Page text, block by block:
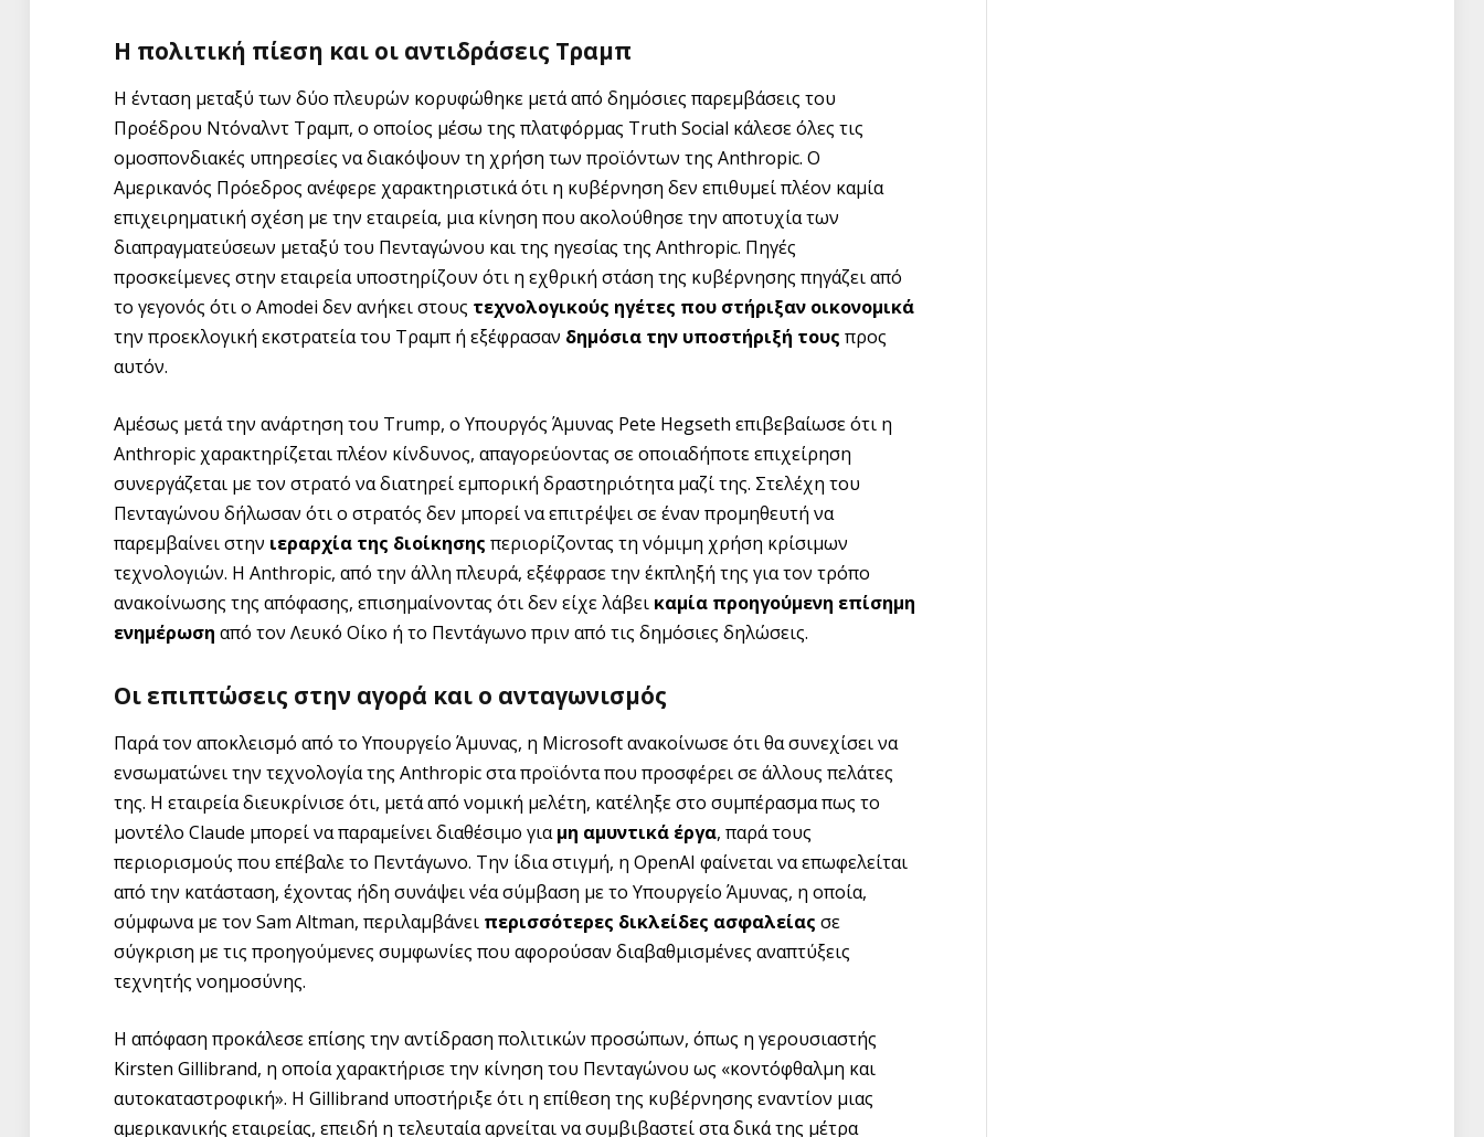
Η πολιτική πίεση και οι αντιδράσεις Τραμπ
Η ένταση μεταξύ των δύο πλευρών κορυφώθηκε μετά από δημόσιες παρεμβάσεις του
Προέδρου Ντόναλντ Τραμπ, ο οποίος μέσω της πλατφόρμας Truth Social κάλεσε όλες τις
ομοσπονδιακές υπηρεσίες να διακόψουν τη χρήση των προϊόντων της Anthropic. Ο
Αμερικανός Πρόεδρος ανέφερε χαρακτηριστικά ότι η κυβέρνηση δεν επιθυμεί πλέον καμία
επιχειρηματική σχέση με την εταιρεία, μια κίνηση που ακολούθησε την αποτυχία των
διαπραγματεύσεων μεταξύ του Πενταγώνου και της ηγεσίας της Anthropic. Πηγές
προσκείμενες στην εταιρεία υποστηρίζουν ότι η εχθρική στάση της κυβέρνησης πηγάζει από
το γεγονός ότι ο Amodei δεν ανήκει στους τεχνολογικούς ηγέτες που στήριξαν οικονομικά
την προεκλογική εκστρατεία του Τραμπ ή εξέφρασαν δημόσια την υποστήριξή τους προς
αυτόν.
Αμέσως μετά την ανάρτηση του Trump, ο Υπουργός Άμυνας Pete Hegseth επιβεβαίωσε ότι η
Anthropic χαρακτηρίζεται πλέον κίνδυνος, απαγορεύοντας σε οποιαδήποτε επιχείρηση
συνεργάζεται με τον στρατό να διατηρεί εμπορική δραστηριότητα μαζί της. Στελέχη του
Πενταγώνου δήλωσαν ότι ο στρατός δεν μπορεί να επιτρέψει σε έναν προμηθευτή να
παρεμβαίνει στην ιεραρχία της διοίκησης περιορίζοντας τη νόμιμη χρήση κρίσιμων
τεχνολογιών. Η Anthropic, από την άλλη πλευρά, εξέφρασε την έκπληξή της για τον τρόπο
ανακοίνωσης της απόφασης, επισημαίνοντας ότι δεν είχε λάβει καμία προηγούμενη επίσημη
ενημέρωση από τον Λευκό Οίκο ή το Πεντάγωνο πριν από τις δημόσιες δηλώσεις.
Οι επιπτώσεις στην αγορά και ο ανταγωνισμός
Παρά τον αποκλεισμό από το Υπουργείο Άμυνας, η Microsoft ανακοίνωσε ότι θα συνεχίσει να
ενσωματώνει την τεχνολογία της Anthropic στα προϊόντα που προσφέρει σε άλλους πελάτες
της. Η εταιρεία διευκρίνισε ότι, μετά από νομική μελέτη, κατέληξε στο συμπέρασμα πως το
μοντέλο Claude μπορεί να παραμείνει διαθέσιμο γιαμη αμυντικά έργα, παρά τους
περιορισμούς που επέβαλε το Πεντάγωνο. Την ίδια στιγμή, η OpenAI φαίνεται να επωφελείται
από την κατάσταση, έχοντας ήδη συνάψει νέα σύμβαση με το Υπουργείο Άμυνας, η οποία,
σύμφωνα με τον Sam Altman, περιλαμβάνει περισσότερες δικλείδες ασφαλείας σε
σύγκριση με τις προηγούμενες συμφωνίες που αφορούσαν διαβαθμισμένες αναπτύξεις
τεχνητής νοημοσύνης.
Η απόφαση προκάλεσε επίσης την αντίδραση πολιτικών προσώπων, όπως η γερουσιαστής
Kirsten Gillibrand, η οποία χαρακτήρισε την κίνηση του Πενταγώνου ως «κοντόφθαλμη και
αυτοκαταστροφική». Η Gillibrand υποστήριξε ότι η επίθεση της κυβέρνησης εναντίον μιας
αμερικανικής εταιρείας, επειδή η τελευταία αρνείται να συμβιβαστεί στα δικά της μέτρα